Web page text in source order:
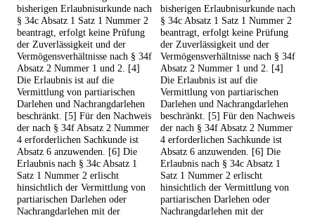
bisherigen Erlaubnisurkunde nach
§ 34c Absatz 1 Satz 1 Nummer 2
beantragt, erfolgt keine Prüfung
der Zuverlässigkeit und der
Vermögensverhältnisse nach § 34f
Absatz 2 Nummer 1 und 2. [4]
Die Erlaubnis ist auf die
Vermittlung von partiarischen
Darlehen und Nachrangdarlehen
beschränkt. [5] Für den Nachweis
der nach § 34f Absatz 2 Nummer
4 erforderlichen Sachkunde ist
Absatz 6 anzuwenden. [6] Die
Erlaubnis nach § 34c Absatz 1
Satz 1 Nummer 2 erlischt
hinsichtlich der Vermittlung von
partiarischen Darlehen oder
Nachrangdarlehen mit der
bisherigen Erlaubnisurkunde nach
§ 34c Absatz 1 Satz 1 Nummer 2
beantragt, erfolgt keine Prüfung
der Zuverlässigkeit und der
Vermögensverhältnisse nach § 34f
Absatz 2 Nummer 1 und 2. [4]
Die Erlaubnis ist auf die
Vermittlung von partiarischen
Darlehen und Nachrangdarlehen
beschränkt. [5] Für den Nachweis
der nach § 34f Absatz 2 Nummer
4 erforderlichen Sachkunde ist
Absatz 6 anzuwenden. [6] Die
Erlaubnis nach § 34c Absatz 1
Satz 1 Nummer 2 erlischt
hinsichtlich der Vermittlung von
partiarischen Darlehen oder
Nachrangdarlehen mit der